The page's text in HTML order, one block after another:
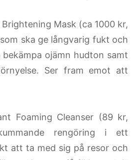
Mask (ca 1000 kr,
ska ge långvarig fukt och
ojämn hudton samt
Ser fram emot att
Foaming Cleanser (89 kr,
rengöring i ett
att ta med sig på resor och